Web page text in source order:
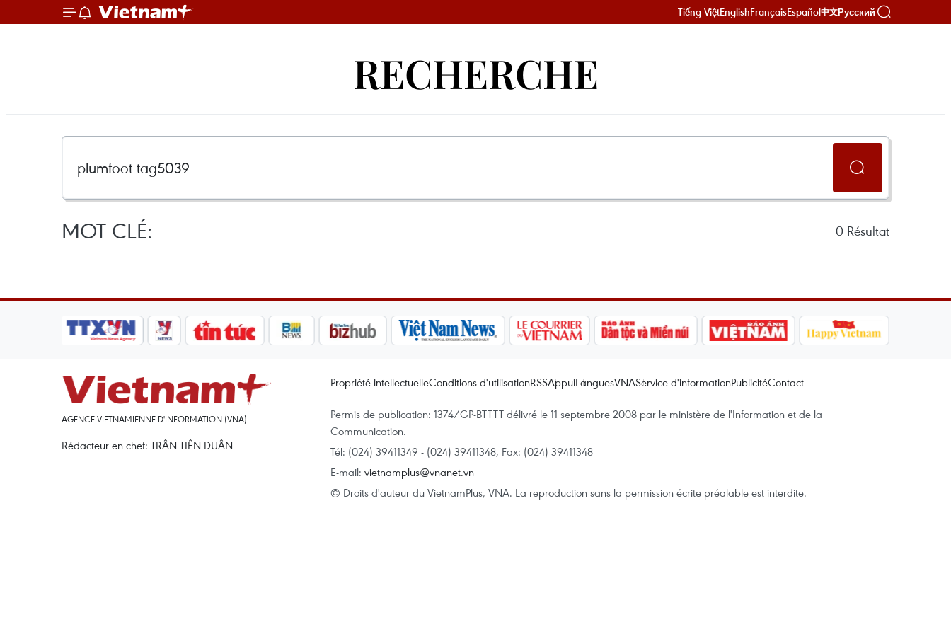
Tiếng ViệtEnglishFrançaisEspañol中文Русский
RECHERCHE
MOT CLÉ: 0 Résultat
AGENCE VIETNAMIENNE D'INFORMATION (VNA)
Rédacteur en chef: TRÂN TIÊN DUÂN
Propriété intellectuelleConditions d'utilisationRSSAppuiLanguesVNAService d'informationPublicitéContact
Permis de publication: 1374/GP-BTTTT délivré le 11 septembre 2008 par le ministère de l'Information et de la
Communication.
Tél: (024) 39411349 - (024) 39411348, Fax: (024) 39411348
E-mail: vietnamplus@vnanet.vn
© Droits d'auteur du VietnamPlus, VNA. La reproduction sans la permission écrite préalable est interdite.